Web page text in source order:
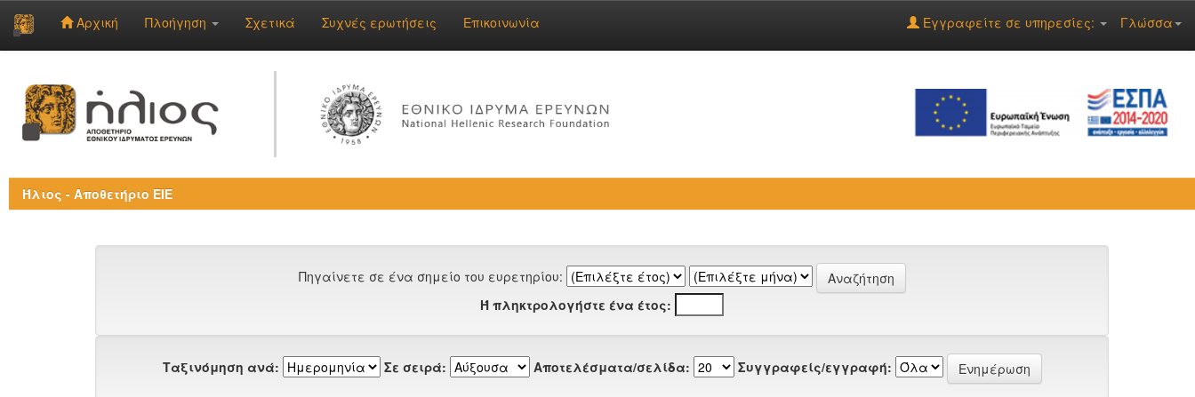
navigation
Αρχική Πλοήγηση Σχετικά Συχνές ερωτήσεις Επικοινωνία Γλώσσα
Εγγραφείτε σε υπηρεσίες:
Ήλιος - Αποθετήριο ΕΙΕ
Πηγαίνετε σε ένα σημείο του ευρετηρίου:
Ή πληκτρολογήστε ένα έτος:
Ταξινόμηση ανά: Σε σειρά: Αποτελέσματα/σελίδα: Συγγραφείς/εγγραφή: